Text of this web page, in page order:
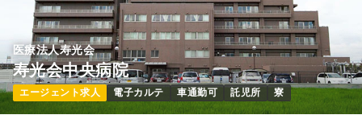
医療法人寿光会
寿光会中央病院
エージェント求人 電子カルテ 車通勤可 託児所 寮